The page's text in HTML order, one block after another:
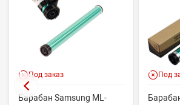
Под заказ
Барабан Samsung ML-
Под